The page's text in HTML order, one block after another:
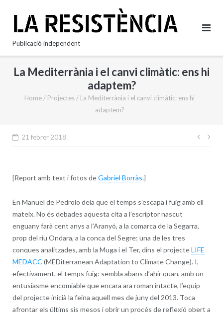
content
Publicació independent
La Mediterrània i el canvi climàtic: ens hi
adaptem?
Home / Projectes / La Mediterrània i el canvi climàtic: ens hi
adaptem?
21 febrer 2018
[Report amb text i fotos deGabriel Borràs.]
En Manuel de Pedrolo deia que el temps s’escapa i fuig amb ell
mateix. No és debades aquesta cita a l’escriptor nascut
enguany farà cent anys a l’Aranyó, a la comarca de la Segarra,
prop del riu Ondara, a la conca del Segre; una de les tres
conques analitzades, amb la Muga i el Ter, dins el projecteLIFE
MEDACC (MEDiterranean Adaptation to Climate Change). I,
efectivament, el temps fuig: sembla abans d’ahir quan, amb un
entusiasme encomiable que encara ara roman intacte, l’equip
del projecte inicià la feina aquell mes de juny del 2013. Toca
afrontar els últims sis mesos i obrir un procés de reflexió obert a